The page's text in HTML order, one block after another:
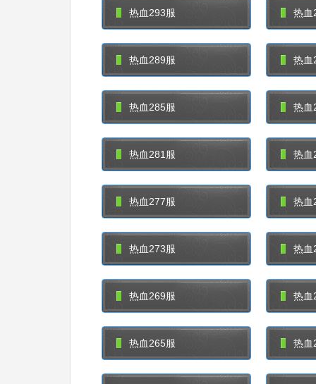
热血293服 热血
热血289服 热血
热血285服 热血
热血281服 热血
热血277服 热血
热血273服 热血
热血269服 热血
热血265服 热血